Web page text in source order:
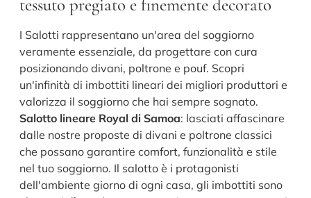
tessuto pregiato e finemente decorato
I Salotti rappresentano un'area del soggiorno
veramente essenziale, da progettare con cura
posizionando divani, poltrone e pouf. Scopri
un'infinità di imbottiti lineari dei migliori produttori e
valorizza il soggiorno che hai sempre sognato.
Salotto lineare Royal di Samoa: lasciati affascinare
dalle nostre proposte di divani e poltrone classici
che possano garantire comfort, funzionalità e stile
nel tuo soggiorno. Il salotto è i protagonisti
dell'ambiente giorno di ogni casa, gli imbottiti sono